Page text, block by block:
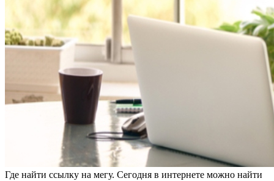
Гдe нaйти ссылку нa мегу. Сегодня в интернете можно найти